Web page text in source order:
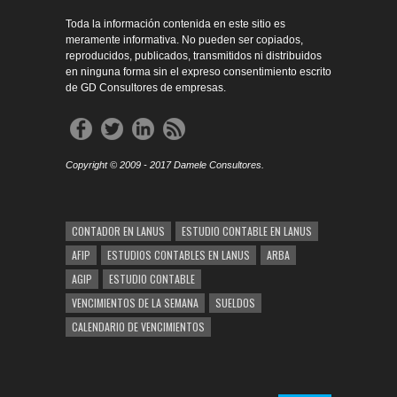
Toda la información contenida en este sitio es
meramente informativa. No pueden ser copiados,
reproducidos, publicados, transmitidos ni distribuidos
en ninguna forma sin el expreso consentimiento escrito
de GD Consultores de empresas.
Copyright © 2009 - 2017 Damele Consultores.
CONTADOR EN LANUS
ESTUDIO CONTABLE EN LANUS
AFIP
ESTUDIOS CONTABLES EN LANUS
ARBA
AGIP
ESTUDIO CONTABLE
VENCIMIENTOS DE LA SEMANA
SUELDOS
CALENDARIO DE VENCIMIENTOS